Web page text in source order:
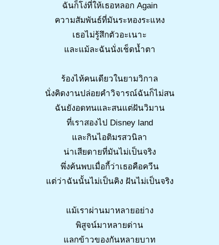
ฉันก็โง่ที่ให้เธอหลอก Again
ความสัมพันธ์ที่มันระหองระแหง
เธอไม่รู้สึกตัวอะเนาะ
และแม้ละฉันนั่งเช็ดน้ำตา
ร้องไห้คนเดียวในยามวิกาล
นั่งคิดงานปล่อยคำวิจารณ์ฉันก็ไม่สน
ฉันยังอดทนและสนแต่ฝันวิมาน
ที่เราสองไป Disney land
และกินไอติมรสวนิลา
น่าเสียดายที่มันไม่เป็นจริง
พึ่งค้นพบเมื่อกี้ว่าเธอคือควีน
แต่ว่าฉันนั้นไม่เป็นคิง ฝันไม่เป็นจริง
แม้เราผ่านมาหลายอย่าง
พิสูจน์มาหลายด่าน
แลกข้าวของกันหลายบาท